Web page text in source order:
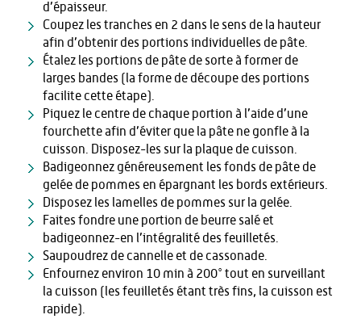
d’épaisseur.
Coupez les tranches en 2 dans le sens de la hauteur
afin d’obtenir des portions individuelles de pâte.
Étalez les portions de pâte de sorte à former de
larges bandes (la forme de découpe des portions
facilite cette étape).
Piquez le centre de chaque portion à l’aide d’une
fourchette afin d’éviter que la pâte ne gonfle à la
cuisson. Disposez-les sur la plaque de cuisson.
Badigeonnez généreusement les fonds de pâte de
gelée de pommes en épargnant les bords extérieurs.
Disposez les lamelles de pommes sur la gelée.
Faites fondre une portion de beurre salé et
badigeonnez-en l’intégralité des feuilletés.
Saupoudrez de cannelle et de cassonade.
Enfournez environ 10 min à 200° tout en surveillant
la cuisson (les feuilletés étant très fins, la cuisson est
rapide).